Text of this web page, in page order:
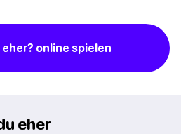
online spielen
eher